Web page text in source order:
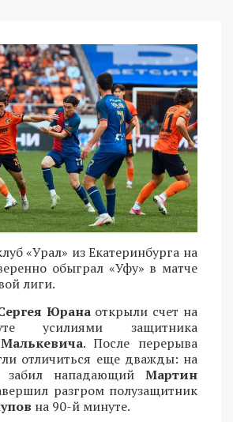
«Урал» из Екатеринбурга на
обыграл «Уфу» в матче
лиги.
Юрана открыли счет на
усилиями защитника
. После перерыва
отличиться еще дважды: на
забил нападающий Мартин
разгром полузащитник
на 90-й минуте.